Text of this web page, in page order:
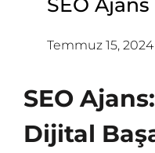
SEO Ajans
Temmuz 15, 2024
SEO
Dijital